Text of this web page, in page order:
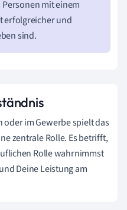
mit einem
erfolgreicher und
sind.
im Gewerbe spielt das
zentrale Rolle. Es betrifft,
Rolle wahrnimmst
Deine Leistung am